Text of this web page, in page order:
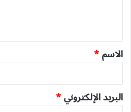
ق
*
الاسم*
البريد الإلكتروني*